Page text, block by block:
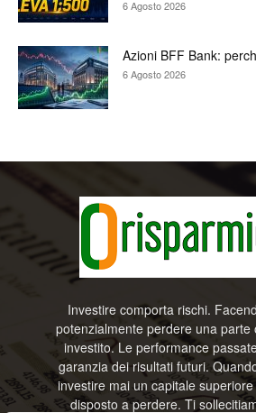
6 Agosto 2026
Azioni BFF Bank:
6 Agosto 2026
Investire comporta rischi.
potenzialmente perdere una parte
investito. Le performance
garanzia dei risultati futuri.
investire mai un capitale
disposto a perdere. Ti